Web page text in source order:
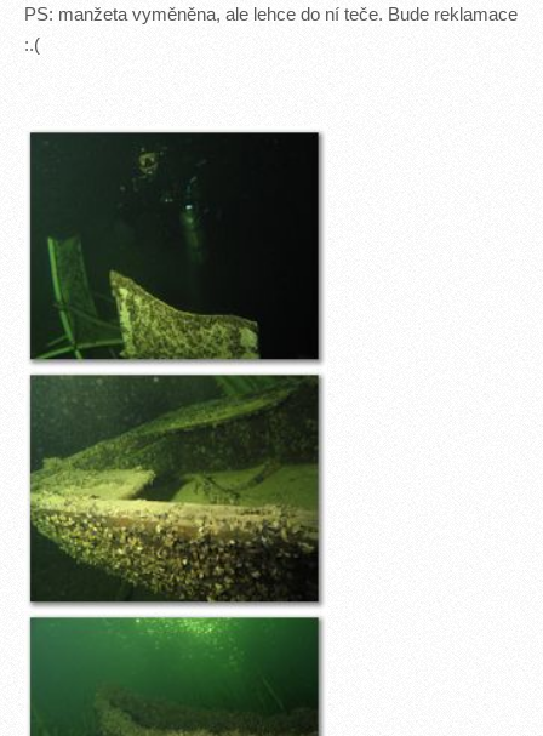
PS: manžeta vyměněna, ale lehce do ní teče. Bude reklamace
:.(